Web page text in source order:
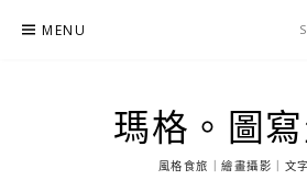
MENU
瑪格。圖
風格食旅｜繪畫攝影｜文